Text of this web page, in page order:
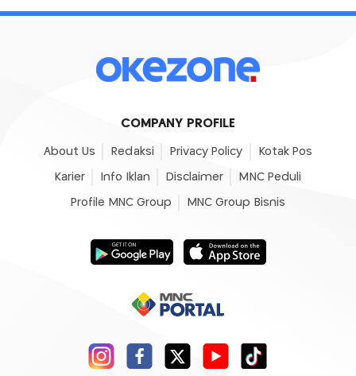
COMPANY PROFILE
About Us Redaksi Privacy Policy Kotak Pos
Karier Info Iklan Disclaimer MNC Peduli
Profile MNC Group MNC Group Bisnis